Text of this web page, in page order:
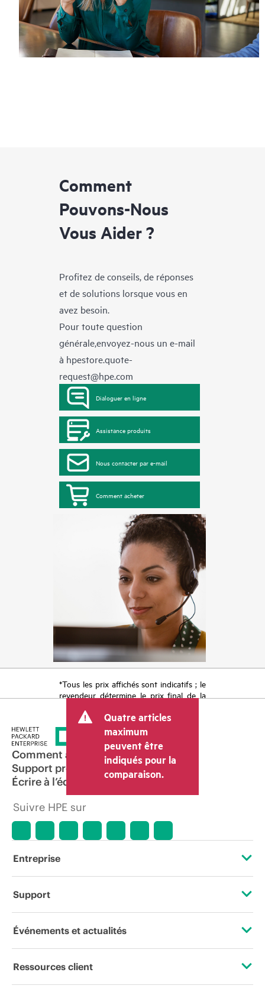
Comment
Pouvons-Nous
Vous Aider ?
Profitez de conseils, de réponses
et de solutions lorsque vous en
avez besoin.
Pour toute question
générale,envoyez-nous un e-mail
à hpestore.quote-
request@hpe.com
Dialoguer en ligne
Assistance produits
Nous contacter par e-mail
Comment acheter
*Tous les prix affichés sont indicatifs ; le
revendeur détermine le prix final de la
tels que la TVA ou les taxes sur la vente
et les frais d’expédition. Le prix de la
transaction déterminé par le revendeur
peut varier par rapport à d’autres
revendeurs et au prix indicatif affiché.
Les prix indicatifs peuvent inclure des
offres promotionnelles limitées dans le
temps. HPE se réserve le droit d’ajuster
les prix à tout moment pour diverses
raisons, notamment, mais sans s’y limiter,
l’arrêt d’un produit, la disponibilité
période de promotion et des erreurs
dans les publicités.
Quatre articles
maximum
peuvent être
indiqués pour la
comparaison.
Comment acheter
Support produit
Écrire à l’équipe commerciale
Suivre HPE sur
Entreprise
À propos de HPE
Responsabilité d’entreprise
Support
Services d’assistance opérationnelle (OSS)
Événements et actualités
Événements
Ressources client